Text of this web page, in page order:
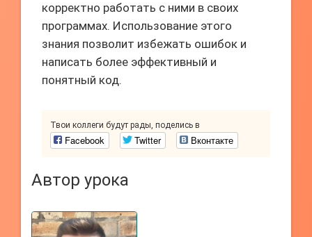
корректно работать с ними в своих
программах. Использование этого
знания позволит избежать ошибок и
написать более эффективный и
понятный код.
Твои коллеги будут рады, поделись в
Facebook Twitter Вконтакте
Автор урока